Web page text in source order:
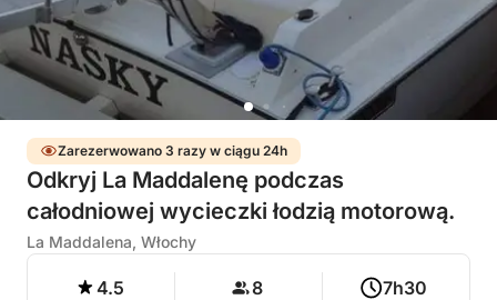
Zarezerwowano 3 razy w ciągu 24h
Odkryj La Maddalenę podczas
całodniowej wycieczki łodzią motorową.
La Maddalena, Włochy
4.5 8 7h30